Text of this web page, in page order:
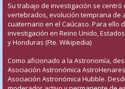
Su trabajo de investigación se centró
vertebrados, evolución temprana de
cuaternario en el Caúcaso. Para ello
investigación en Reino Unido,
y Honduras (Fte. Wikipedia)
Como aficionado a la Astronomía,
Asociación Astronómica
Asociación Astronómica Hubble.